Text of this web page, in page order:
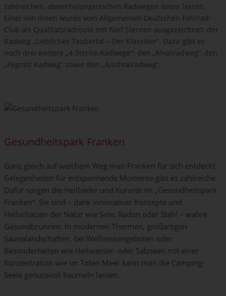
zahlreichen, abwechslungsreichen Radwegen leiten lassen.
Einer von ihnen wurde vom Allgemeinen Deutschen Fahrrad-
Club als Qualitätsradroute mit fünf Sternen ausgezeichnet: der
Radweg „Liebliches Taubertal – Der Klassiker“. Dazu gibt es
noch drei weitere „4-Sterne-Radwege“: den „Rhönradweg“, den
„Pegnitz Radweg“ sowie den „Aischtalradweg“.
Gesundheitspark Franken
Ganz gleich auf welchem Weg man Franken für sich entdeckt:
Gelegenheiten für entspannende Momente gibt es zahlreiche.
Dafür sorgen die Heilbäder und Kurorte im „Gesundheitspark
Franken“. Sie sind – dank innovativer Konzepte und
Heilschätzen der Natur wie Sole, Radon oder Stahl – wahre
Gesundbrunnen. In modernen Thermen, großartigen
Saunalandschaften, bei Wellnessangeboten oder
Besonderheiten wie Heilwasser- oder Salzseen mit einer
Konzentration wie im Toten Meer kann man die Camping-
Seele genussvoll baumeln lassen.